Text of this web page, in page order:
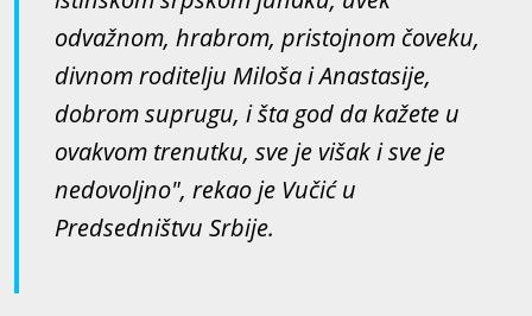
odvažnom, hrabrom, pristojnom čoveku,
divnom roditelju Miloša i Anastasije,
dobrom suprugu, i šta god da kažete u
ovakvom trenutku, sve je višak i sve je
nedovoljno", rekao je Vučić u
Predsedništvu Srbije.